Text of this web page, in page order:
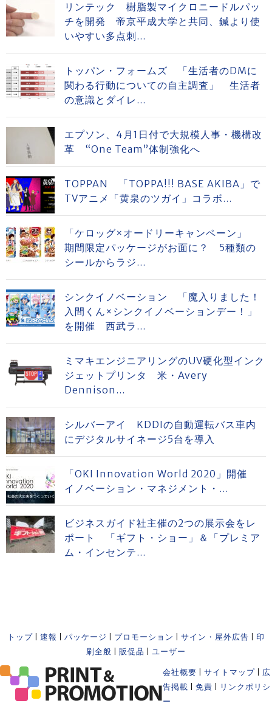
リンテック 樹脂製マイクロニードルパッ
チを開発 帝京平成大学と共同、鍼より使
いやすい多点刺...
トッパン・フォームズ 「生活者のDMに
関わる行動についての自主調査」 生活者
の意識とダイレ...
エプソン、4月1日付で大規模人事・機構改
革 “One Team”体制強化へ
TOPPAN 「TOPPA!!! BASE AKIBA」で
TVアニメ「黄泉のツガイ」コラボ...
「ケロッグ×オードリーキャンペーン」
期間限定パッケージがお面に？ 5種類の
シールからラジ...
シンクイノベーション 「魔入りました！
入間くん×シンクイノベーションデー！」
を開催 西武ラ...
ミマキエンジニアリングのUV硬化型インク
ジェットプリンタ 米・Avery
Dennison...
シルバーアイ KDDIの自動運転バス車内
にデジタルサイネージ5台を導入
「OKI Innovation World 2020」開催
イノベーション・マネジメント・...
ビジネスガイド社主催の2つの展示会をレ
ポート 「ギフト・ショー」＆「プレミア
ム・インセンテ...
トップ 速報 パッケージ プロモーション サイン・屋外広告
印
刷全般
販促品 ユーザー
会社概要 サイトマップ
広
告掲載
免責
リンクポリシ
ー